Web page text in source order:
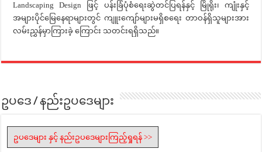
Landscaping Design ဖြင့် ပန်းခြံပုံစံရေးဆွဲတင်ပြရန်နှင့် မြိုရိုး၊ ကျုံးနှင့်
အများပိုင်မြေနေရာများတွင် ကျူးကျော်များမရှိစရေး တာဝန်ရှိသူများအား
လမ်းညွှန်မှာကြားခဲ့ ကြောင်း သတင်းရရှိသည်။
ဥပဒေ / နည်းဥပဒေများ
ဥပဒေများ နှင့် နည်းဥပဒေများကြည့်ရှုရန် >>